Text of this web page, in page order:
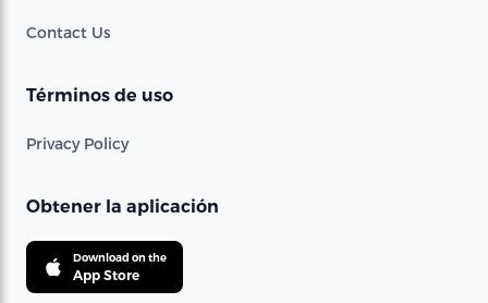
Contact Us
Términos de uso
Privacy Policy
Obtener la aplicación
Download on the
App Store